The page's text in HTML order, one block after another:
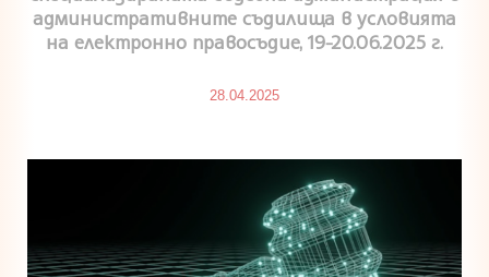
административните съдилища в условията
на електронно правосъдие, 19-20.06.2025 г.
28.04.2025